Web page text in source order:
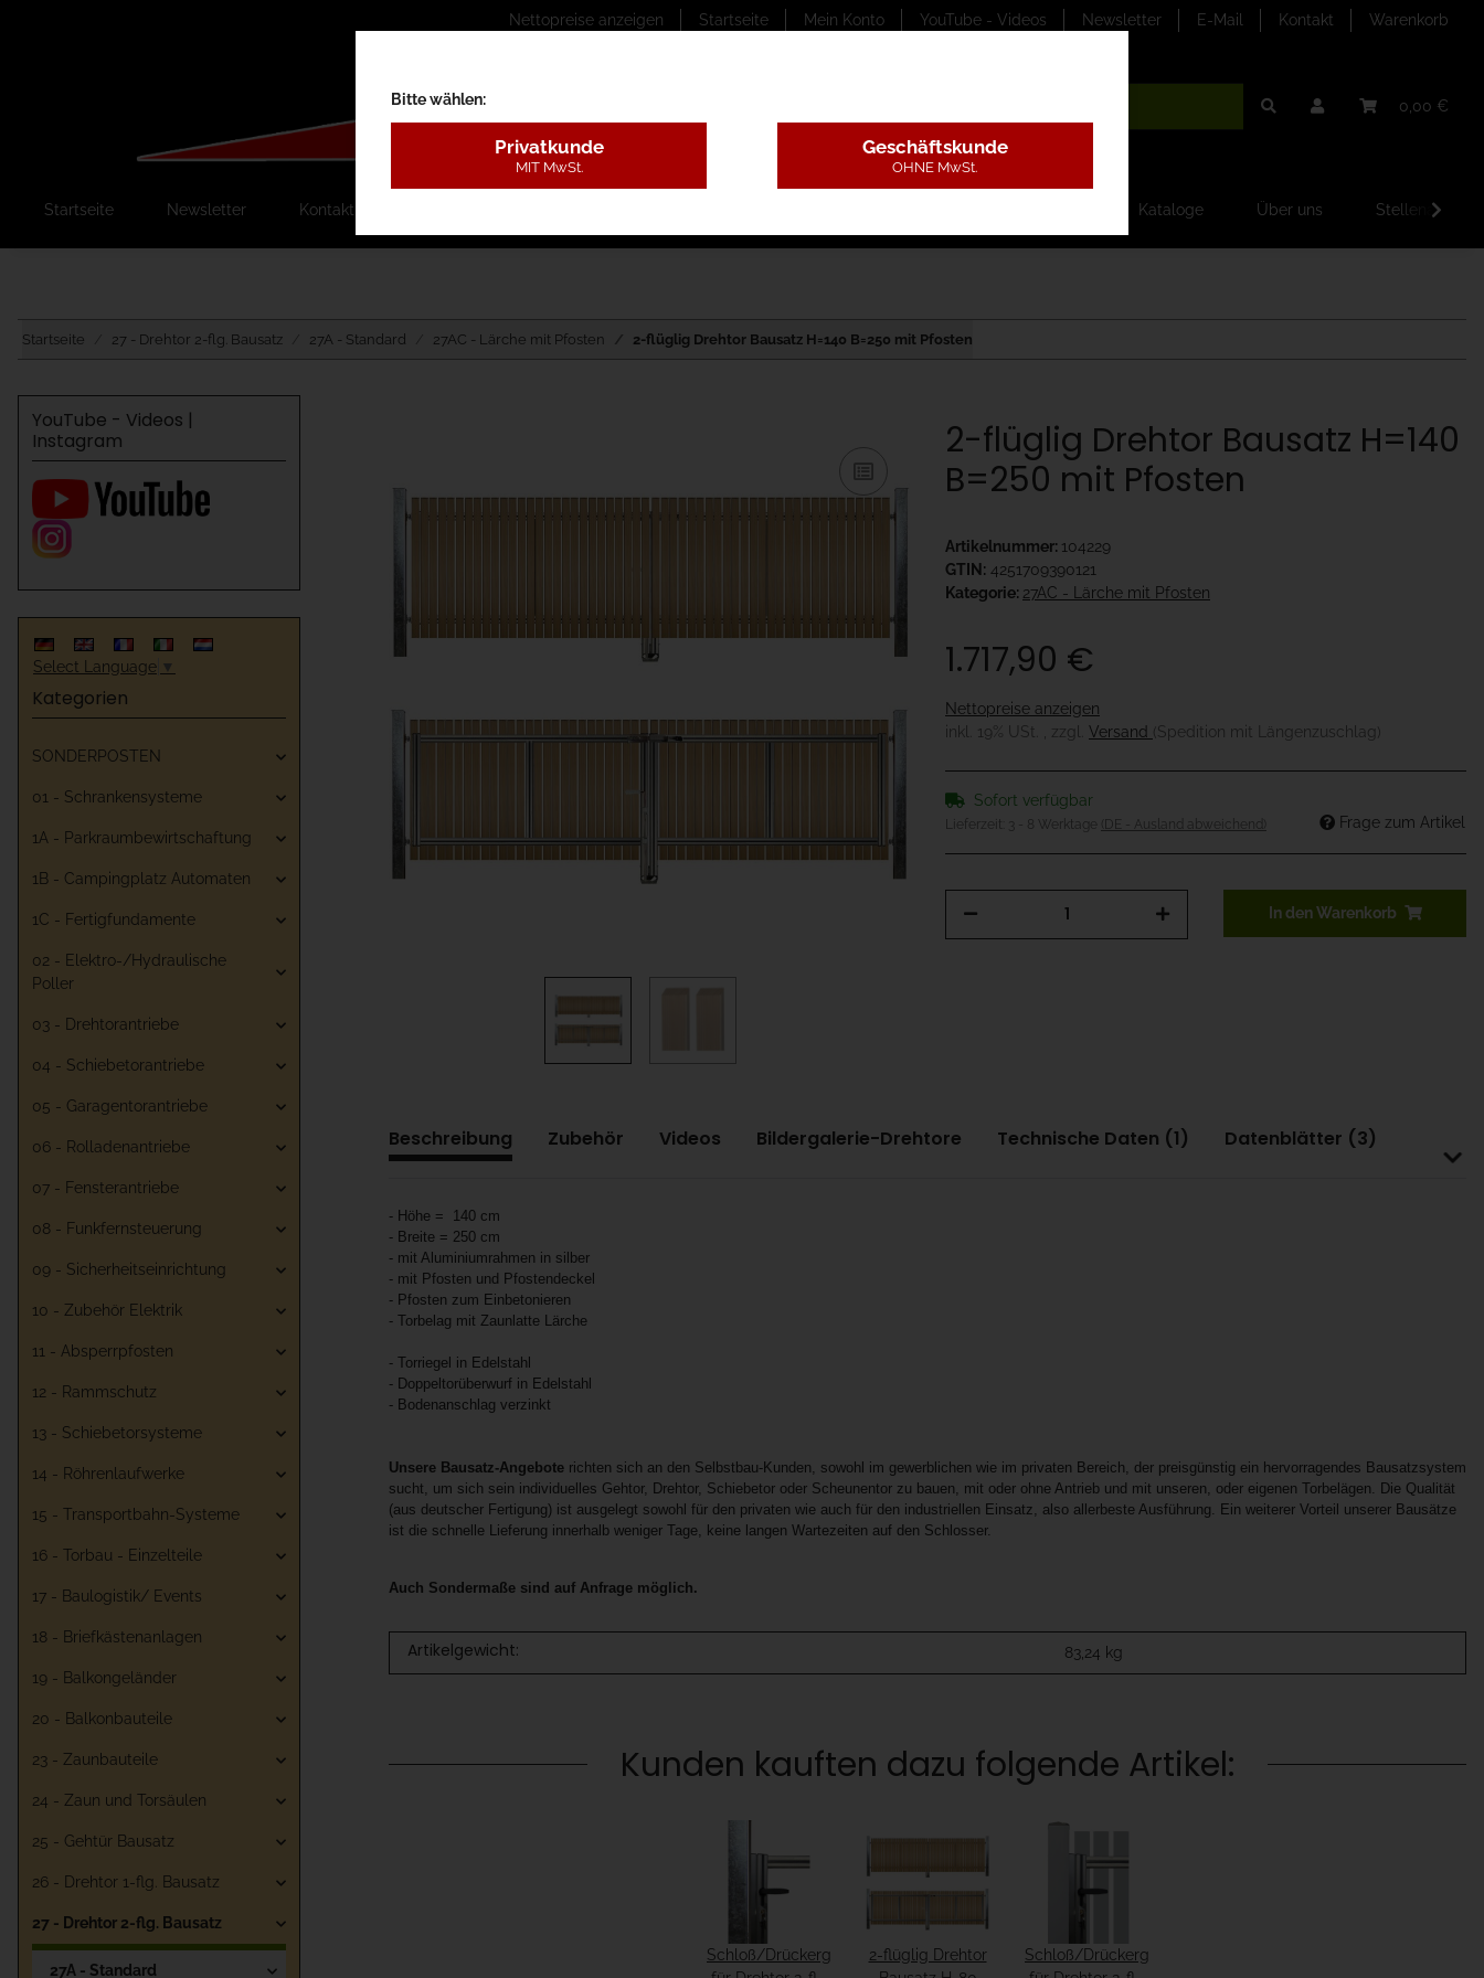
Nettopreise anzeigen Startseite Mein Konto YouTube - Videos Newsletter E-Mail Kontakt Warenkorb
0,00 €
Startseite Newsletter Kontakt Kataloge Über uns
Startseite 27 - Drehtor 2-flg. Bausatz 27A - Standard 27AC - Lärche mit Pfosten 2-flüglig Drehtor Bausatz H=140 B=250 mit Pfosten
2-flüglig Drehtor Bausatz H=140
B=250 mit Pfosten
Artikelnummer: 104229
GTIN: 4251709390121
Kategorie: 27AC - Lärche mit Pfosten
1.717,90 €
Nettopreise anzeigen
inkl. 19% USt. , zzgl. Versand (Spedition mit Längenzuschlag)
Sofort verfügbar
Lieferzeit: 3 - 8 Werktage (DE - Ausland abweichend) Frage zum Artikel
In den Warenkorb
Beschreibung Zubehör Videos Bildergalerie-Drehtore Technische Daten (1) Datenblätter (3)
- Höhe = 140 cm
- Breite = 250 cm
- mit Aluminiumrahmen in silber
- mit Pfosten und Pfostendeckel
- Pfosten zum Einbetonieren
- Torbelag mit Zaunlatte Lärche
- Torriegel in Edelstahl
- Doppeltorüberwurf in Edelstahl
- Bodenanschlag verzinkt
Unsere Bausatz-Angebote richten sich an den Selbstbau-Kunden, sowohl im gewerblichen wie im privaten Bereich, der preisgünstig ein hervorragendes Bausatzsystem
sucht, um sich sein individuelles Gehtor, Drehtor, Schiebetor oder Scheunentor zu bauen, mit oder ohne Antrieb und mit unseren, oder eigenen Torbelägen. Die Qualität
(aus deutscher Fertigung) ist ausgelegt sowohl für den privaten wie auch für den industriellen Einsatz, also allerbeste Ausführung. Ein weiterer Vorteil unserer Bausätze
ist die schnelle Lieferung innerhalb weniger Tage, keine langen Wartezeiten auf den Schlosser.
Auch Sondermaße sind auf Anfrage möglich.
Artikelgewicht: 83,24 kg
Kunden kauften dazu folgende Artikel:
Schloß/Drückergarnitur2-flüglig Drehtor
Schloß/Drückergarnitur
YouTube - Videos |
Instagram
Select Language ▼
Kategorien
SONDERPOSTEN
01 - Schrankensysteme
1A - Parkraumbewirtschaftung
1B - Campingplatz Automaten
1C - Fertigfundamente
02 - Elektro-/Hydraulische
Poller
03 - Drehtorantriebe
04 - Schiebetorantriebe
05 - Garagentorantriebe
06 - Rolladenantriebe
07 - Fensterantriebe
08 - Funkfernsteuerung
09 - Sicherheitseinrichtung
10 - Zubehör Elektrik
11 - Absperrpfosten
12 - Rammschutz
13 - Schiebetorsysteme
14 - Röhrenlaufwerke
15 - Transportbahn-Systeme
16 - Torbau - Einzelteile
17 - Baulogistik/ Events
18 - Briefkästenanlagen
19 - Balkongeländer
20 - Balkonbauteile
23 - Zaunbauteile
24 - Zaun und Torsäulen
25 - Gehtür Bausatz
26 - Drehtor 1-flg. Bausatz
27 - Drehtor 2-flg. Bausatz
27A - Standard
Bitte wählen:
Privatkunde
MIT MwSt.
Geschäftskunde
OHNE MwSt.